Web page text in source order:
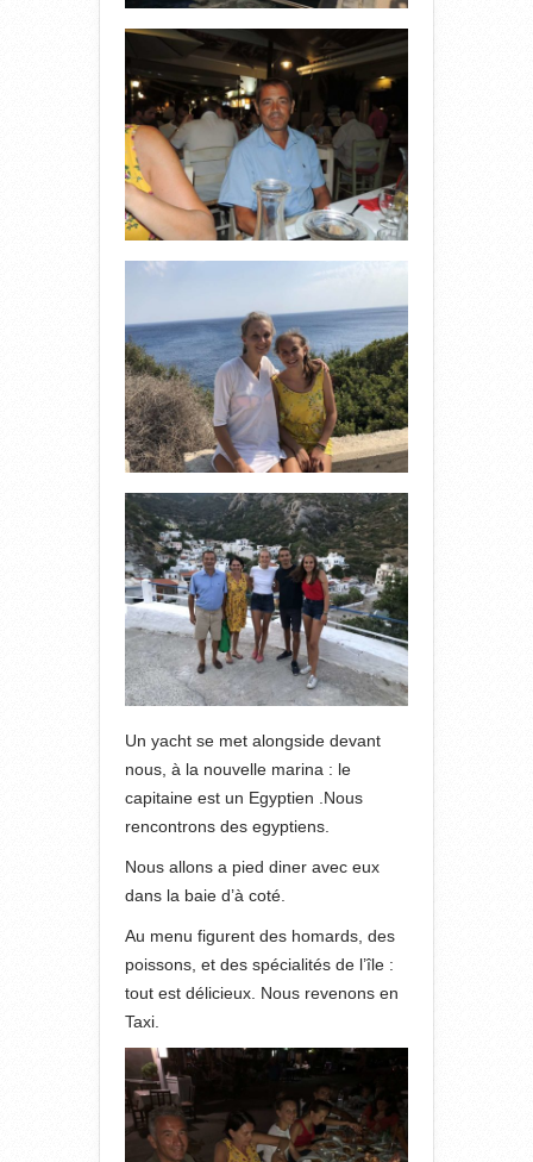
Un yacht se met alongside devant
nous, à la nouvelle marina : le
capitaine est un Egyptien .Nous
rencontrons des egyptiens.
Nous allons a pied diner avec eux
dans la baie d’à coté.
Au menu figurent des homards, des
poissons, et des spécialités de l’île :
tout est délicieux. Nous revenons en
Taxi.